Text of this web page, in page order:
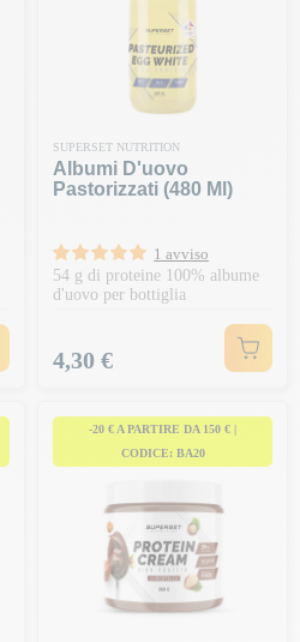
SUPERSET NUTRITION
Albumi D'uovo
Pastorizzati (480 Ml)
1 avviso
54 g di proteine 100% albume
d'uovo per bottiglia
Prezzo
4,30 €
-20 € A PARTIRE DA 150 € |
CODICE: BA20